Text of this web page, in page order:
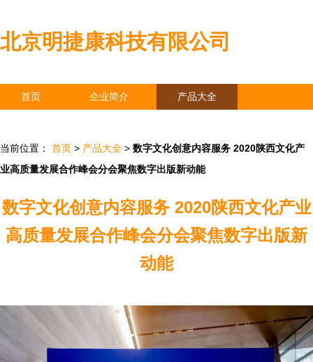
北京明捷康科技有限公司
首页 企业简介 产品大全
当前位置： 首页 > 产品大全 > 数字文化创意内容服务 2020陕西文化产
业高质量发展合作峰会分会聚焦数字出版新动能
数字文化创意内容服务 2020陕西文化产业
高质量发展合作峰会分会聚焦数字出版新
动能